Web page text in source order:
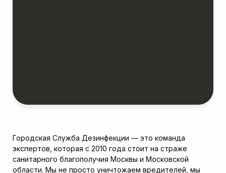
Городская Служба Дезинфекции — это команда
экспертов, которая с 2010 года стоит на страже
санитарного благополучия Москвы и Московской
области. Мы не просто уничтожаем вредителей, мы